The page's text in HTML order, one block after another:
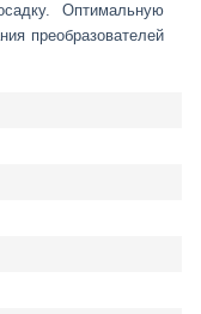
Оптимальную
преобразователей